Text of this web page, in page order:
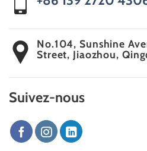
No.104, Sunshine
Street, Jiaozhou,
Suivez-nous